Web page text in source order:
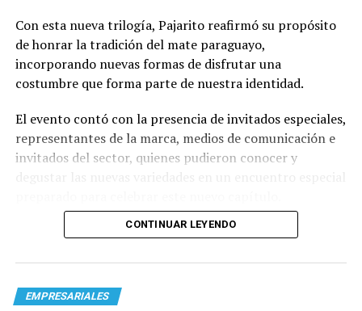
Con esta nueva trilogía, Pajarito reafirmó su propósito
de honrar la tradición del mate paraguayo,
incorporando nuevas formas de disfrutar una
costumbre que forma parte de nuestra identidad.
El evento contó con la presencia de invitados especiales,
representantes de la marca, medios de comunicación e
invitados del sector, quienes pudieron conocer y
CONTINUAR LEYENDO
EMPRESARIALES